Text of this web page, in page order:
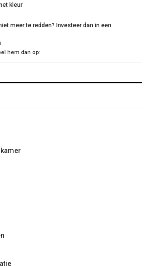
N
O
K S N
kleur
meer te redden? Investeer dan in een
hem dan op: